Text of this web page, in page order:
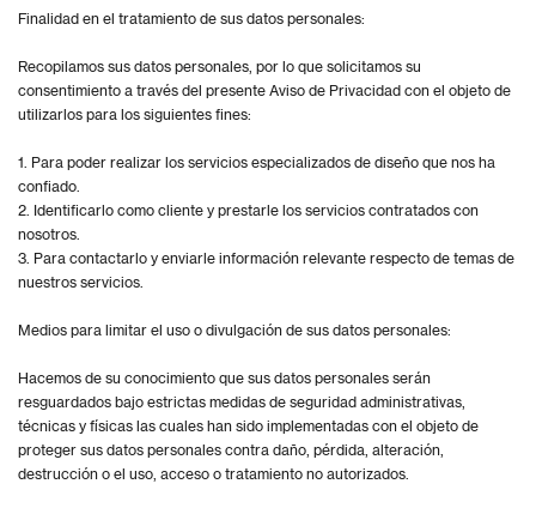
Finalidad en el tratamiento de sus datos personales:
Recopilamos sus datos personales, por lo que solicitamos su
consentimiento a través del presente Aviso de Privacidad con el objeto de
utilizarlos para los siguientes fines:
1. Para poder realizar los servicios especializados de diseño que nos ha
confiado.
2. Identificarlo como cliente y prestarle los servicios contratados con
nosotros.
3. Para contactarlo y enviarle información relevante respecto de temas de
nuestros servicios.
Medios para limitar el uso o divulgación de sus datos personales:
Hacemos de su conocimiento que sus datos personales serán
resguardados bajo estrictas medidas de seguridad administrativas,
técnicas y físicas las cuales han sido implementadas con el objeto de
proteger sus datos personales contra daño, pérdida, alteración,
destrucción o el uso, acceso o tratamiento no autorizados.